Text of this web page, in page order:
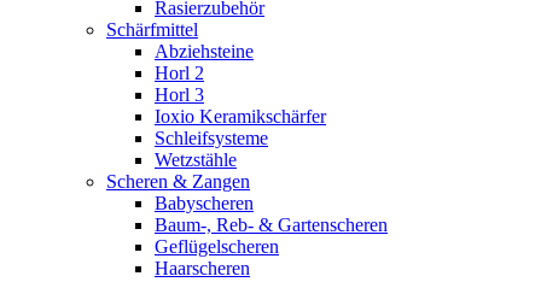
Rasierzubehör
Schärfmittel
Abziehsteine
Horl 2
Horl 3
Ioxio Keramikschärfer
Schleifsysteme
Wetzstähle
Scheren & Zangen
Babyscheren
Baum-, Reb- & Gartenscheren
Geflügelscheren
Haarscheren